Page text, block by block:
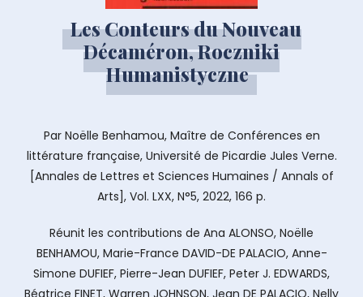
Les Conteurs du Nouveau
Décaméron, Roczniki
Humanistyczne
Par Noëlle Benhamou, Maître de Conférences en
littérature française, Université de Picardie Jules Verne.
[Annales de Lettres et Sciences Humaines / Annals of
Arts], Vol. LXX, N°5, 2022, 166 p.
Réunit les contributions de Ana ALONSO, Noëlle
BENHAMOU, Marie-France DAVID-DE PALACIO, Anne-
Simone DUFIEF, Pierre-Jean DUFIEF, Peter J. EDWARDS,
Béatrice FINET, Warren JOHNSON, Jean DE PALACIO, Nelly